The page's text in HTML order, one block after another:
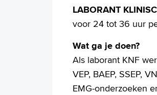
LABORANT
voor 24 tot 36 uur
Wat ga je doen?
Als laborant KNF
VEP, BAEP, SSEP,
EMG-onderzoeken